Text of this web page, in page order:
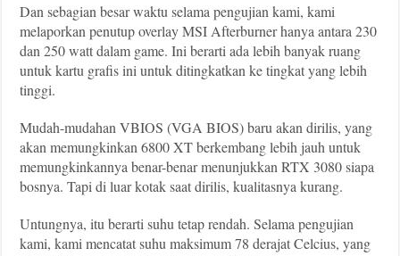
Dan sebagian besar waktu selama pengujian kami, kami
melaporkan penutup overlay MSI Afterburner hanya antara 230
dan 250 watt dalam game. Ini berarti ada lebih banyak ruang
untuk kartu grafis ini untuk ditingkatkan ke tingkat yang lebih
tinggi.
Mudah-mudahan VBIOS (VGA BIOS) baru akan dirilis, yang
akan memungkinkan 6800 XT berkembang lebih jauh untuk
memungkinkannya benar-benar menunjukkan RTX 3080 siapa
bosnya. Tapi di luar kotak saat dirilis, kualitasnya kurang.
Untungnya, itu berarti suhu tetap rendah. Selama pengujian
kami, kami mencatat suhu maksimum 78 derajat Celcius, yang